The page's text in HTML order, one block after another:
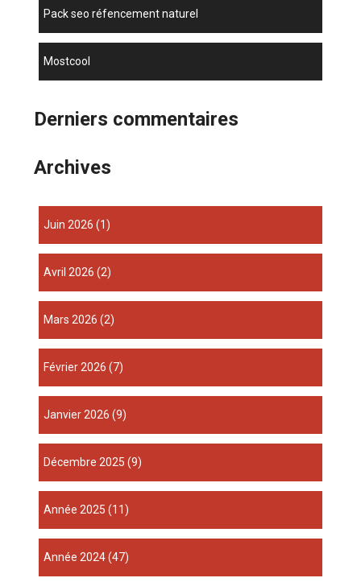
pack seo réfencement naturel
mostcool
Derniers commentaires
Archives
juin 2026 (1)
avril 2026 (2)
mars 2026 (2)
février 2026 (7)
janvier 2026 (9)
décembre 2025 (9)
année 2025 (11)
année 2024(47)